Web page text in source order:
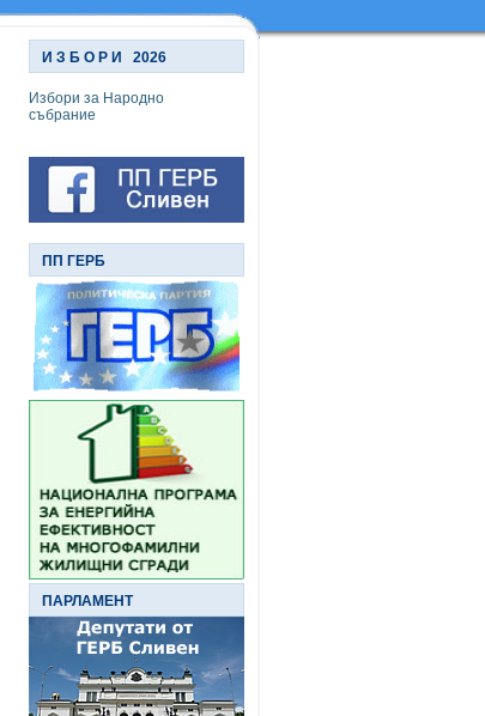
И З Б О Р И 2026
Избори за Народно
събрание
ПП ГЕРБ
ПАРЛАМЕНТ